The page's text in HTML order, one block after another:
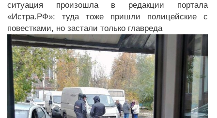
ситуация произошла в редакции портала
«Истра.РФ»: туда тоже пришли полицейские с
повестками, но застали только главреда